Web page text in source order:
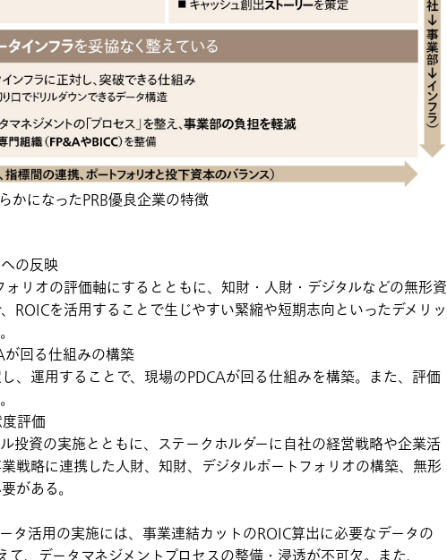
かになったPRB優良企業の特徴
の反映
リオの評価軸にするとともに、知財・人財・デジタルなどの無形資
ROICを活用することで生じやすい緊縮や短期志向といったデメリッ
回る仕組みの構築
、運用することで、現場のPDCAが回る仕組みを構築。また、評価
評価
投資の実施とともに、ステークホルダーに自社の経営戦略や企業活
戦略に連携した人財、知財、デジタルポートフォリオの構築、無形
がある。
タ活用の実施には、事業連結カットのROIC算出に必要なデータの